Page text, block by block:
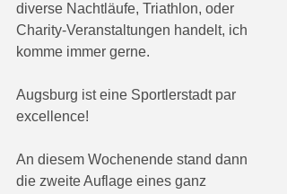
diverse Nachtläufe, Triathlon, oder
Charity-Veranstaltungen handelt, ich
komme immer gerne.
Augsburg ist eine Sportlerstadt par
excellence!
An diesem Wochenende stand dann
die zweite Auflage eines ganz